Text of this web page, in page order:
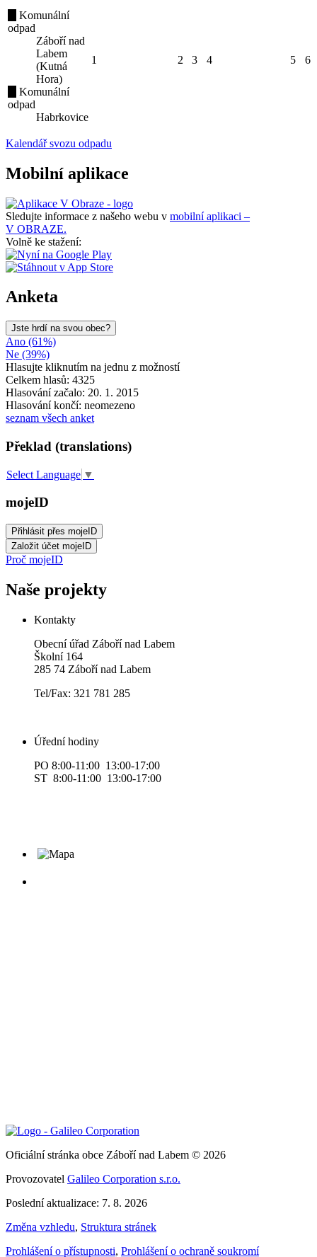
Komunální
odpad
Záboří nad
Labem
(Kutná
Hora)
Komunální
odpad
Habrkovice
1 2 3 4 5 6
Kalendář svozu odpadu
Mobilní aplikace
Sledujte informace z našeho webu v mobilní aplikaci –
V OBRAZE.
Volně ke stažení:
Anketa
Jste hrdí na svou obec?
Ano (61%)
Ne (39%)
Hlasujte kliknutím na jednu z možností
Celkem hlasů: 4325
Hlasování začalo: 20. 1. 2015
Hlasování končí: neomezeno
seznam všech anket
Překlad (translations)
Select Language ▼
mojeID
Proč mojeID
Naše projekty
Kontakty
Obecní úřad Záboří nad Labem
Školní 164
285 74 Záboří nad Labem
Tel/Fax: 321 781 285
Úřední hodiny
PO 8:00-11:00 13:00-17:00
ST 8:00-11:00 13:00-17:00
Oficiální stránka obce Záboří nad Labem © 2026
Provozovatel Galileo Corporation s.r.o.
Poslední aktualizace: 7. 8. 2026
Změna vzhledu, Struktura stránek
Prohlášení o přístupnosti, Prohlášení o ochraně soukromí